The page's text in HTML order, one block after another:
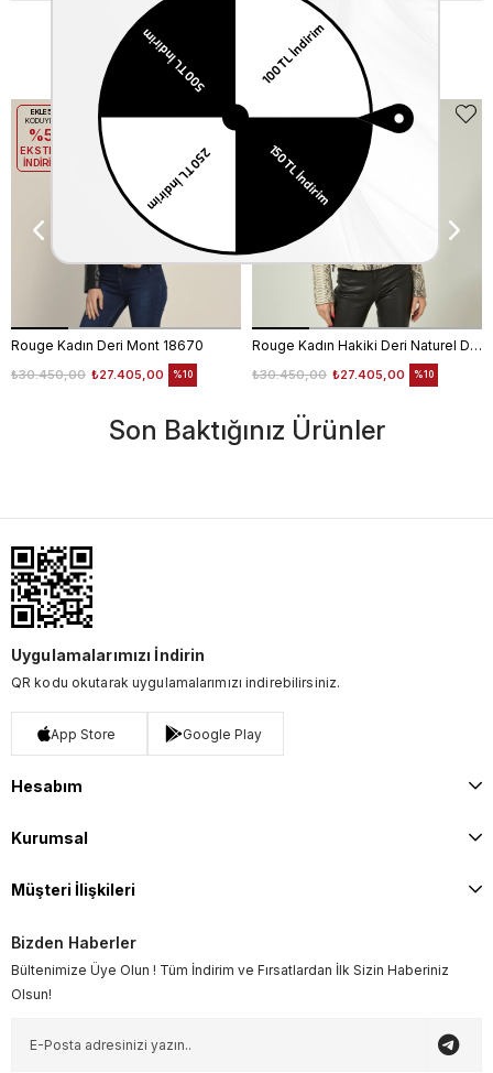
Benzer Ürünler
Rouge Kadın Deri Mont 18670
₺27.405,00
₺30.450,00 %10
EKLE5
KODUYLA
%5
EKSTRA
İNDİRİM
Rouge Kadın Hakiki Deri Naturel Deri Mont
₺27.405,00
₺30.450,00 %10
EKSTRA
İNDİRİM
Son Baktığınız Ürünler
Uygulamalarımızı İndirin
QR kodu okutarak uygulamalarımızı indirebilirsiniz.
App Store Google Play
Hesabım
Kurumsal
Müşteri İlişkileri
Bizden Haberler
Bültenimize Üye Olun ! Tüm İndirim ve Fırsatlardan İlk Sizin Haberiniz
Olsun!